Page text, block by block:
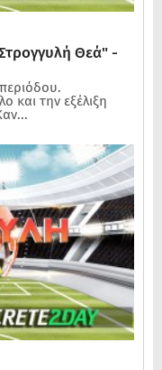
Θεά" -
και την εξέλιξη